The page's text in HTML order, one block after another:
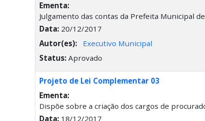
Ementa:
Julgamento das contas da Prefeita Municipal
Data:20/12/2017
Autor(es):
Executivo Municipal
Status:Aprovado
Projeto de Lei Complementar 03
Ementa:
Dispõe sobre a criação dos cargos de
Data:18/12/2017